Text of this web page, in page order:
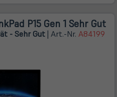
P15 Gen 1 Sehr Gut
- Sehr Gut | Art.-Nr. A84199